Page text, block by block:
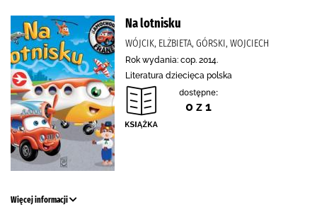
Na lotnisku
WÓJCIK, ELŻBIETA, GÓRSKI, WOJCIECH
Rok wydania: cop. 2014.
Literatura dziecięca polska
dostępne:
0 z 1
Więcej informacji